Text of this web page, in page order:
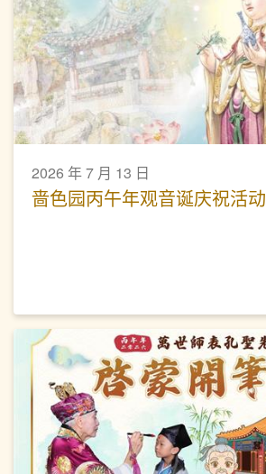
2026 年 7 月 13 日
啬色园丙午年观音诞庆祝活动